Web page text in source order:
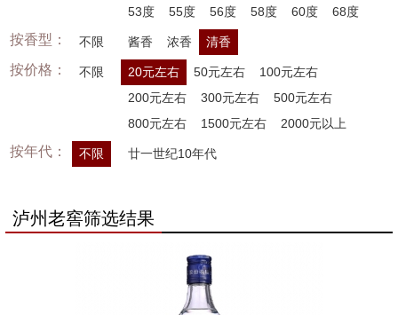
53度
55度 56度 58度 60度 68度
按香型： 不限 酱香 浓香 清香
按价格： 不限 20元左右 50元左右
100元左右
200元左右
300元左右
500元左右
800元左右
1500元左右 2000元以上
按年代： 不限 廿一世纪10年代
泸州老窖筛选结果